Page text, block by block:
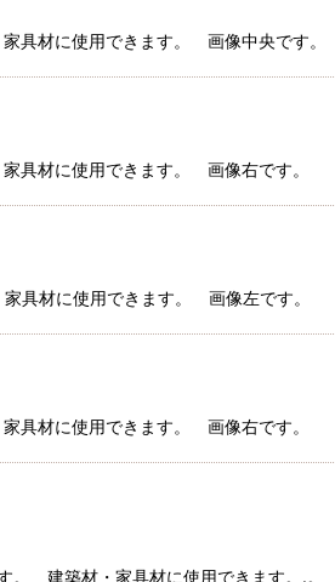
材に使用できます。 画像中央です。
材に使用できます。 画像右です。
材に使用できます。 画像左です。
材に使用できます。 画像右です。
建築材・家具材に使用できます。.。